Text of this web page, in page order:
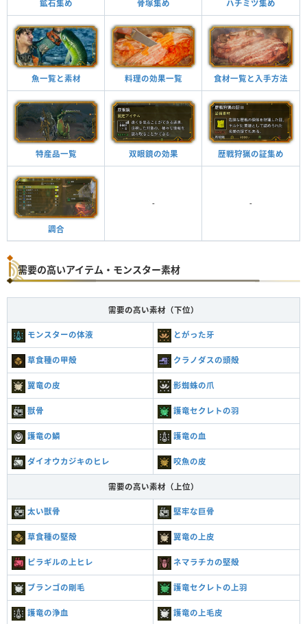
鉱石集め 骨塚集め ハチミツ集め
魚一覧と素材 料理の効果一覧 食材一覧と入手方法
特産品一覧 双眼鏡の効果 歴戦狩猟の証集め
調合
- -
需要の高いアイテム・モンスター素材
需要の高い素材（下位）
モンスターの体液 とがった牙
草食種の甲殻 クラノダスの頭殻
翼竜の皮 影蜘蛛の爪
獣骨 護竜セクレトの羽
護竜の鱗 護竜の血
ダイオウカジキのヒレ 咬魚の皮
需要の高い素材（上位）
太い獣骨 堅牢な巨骨
草食種の堅殻 翼竜の上皮
ピラギルの上ヒレ ネマラチカの堅殻
ブランゴの剛毛 護竜セクレトの上羽
護竜の浄血 護竜の上毛皮